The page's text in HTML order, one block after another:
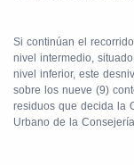
Si continúan el
nivel intermedio,
nivel inferior, este
sobre los nueve (9)
residuos que decida la
Urbano de la